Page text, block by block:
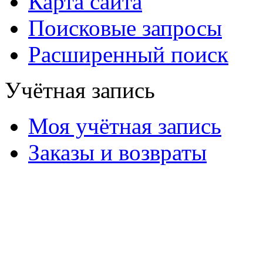
Поисковые запросы
Расширенный поиск
Учётная запись
Моя учётная запись
Заказы и возвраты